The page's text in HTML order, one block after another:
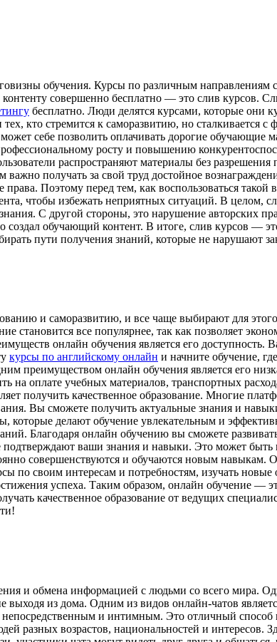
обучения. Курсы по различным направлениям
совершенно бесплатно — это слив курсов.
бесплатно. Люди делятся курсами, которые они
кто стремится к саморазвитию, но
себе позволить оплачивать дорогие обучающие
росту и повышению
распространяют материалы без
получать за свой труд достойное
Поэтому перед тем, как воспользоваться
чтобы избежать неприятных ситуаций. В целом,
С другой стороны, это нарушение авторских
создал обучающий контент. В итоге, слив курсов —
пути получения знаний, которые не нарушают
и саморазвитию, и все чаще выбирают для
все популярнее, так как позволяет
онлайн обучения является его доступность.
курсы по английскому онлайн и начните обучение,
преимуществом онлайн обучения является его
на оплате учебных материалов, транспортных
получить качественное образование. Многие
Вы сможете получить актуальные знания и
которые делают обучение увлекательным и
Благодаря онлайн обучению вы сможете
ваши знания и навыки. Это может
совершенствуются и обучаются новым навыкам.
по своим интересам и потребностям, изучать
успеха. Таким образом, онлайн обучение
качественное образование от ведущих
и обмена информацией с людьми со всего мира.
из дома. Одним из видов онлайн-чатов
непосредственным и интимным. Это отличный
разных возрастов, национальностей и интересов.